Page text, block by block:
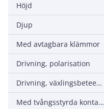
Höjd
Djup
Med avtagbara klämmor
Drivning, polarisation
Drivning, växlingsbeteende
Med tvångsstyrda kontakter